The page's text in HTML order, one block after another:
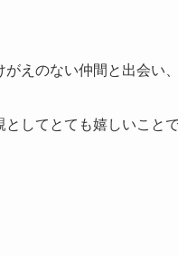
えのない仲間と出会い
してとても嬉しいこと